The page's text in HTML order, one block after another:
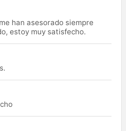
han asesorado siempre
estoy muy satisfecho.